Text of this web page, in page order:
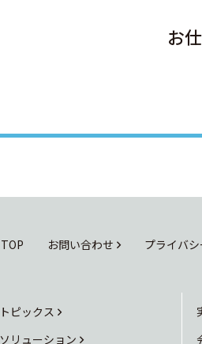
お
TOP お問い合わせ プライバ
トピックス
ソリューション